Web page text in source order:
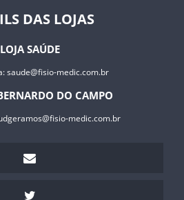
DAS LOJAS
LOJA SAÚDE
saude@fisio-medic.com.br
DO CAMPO
medic.com.br